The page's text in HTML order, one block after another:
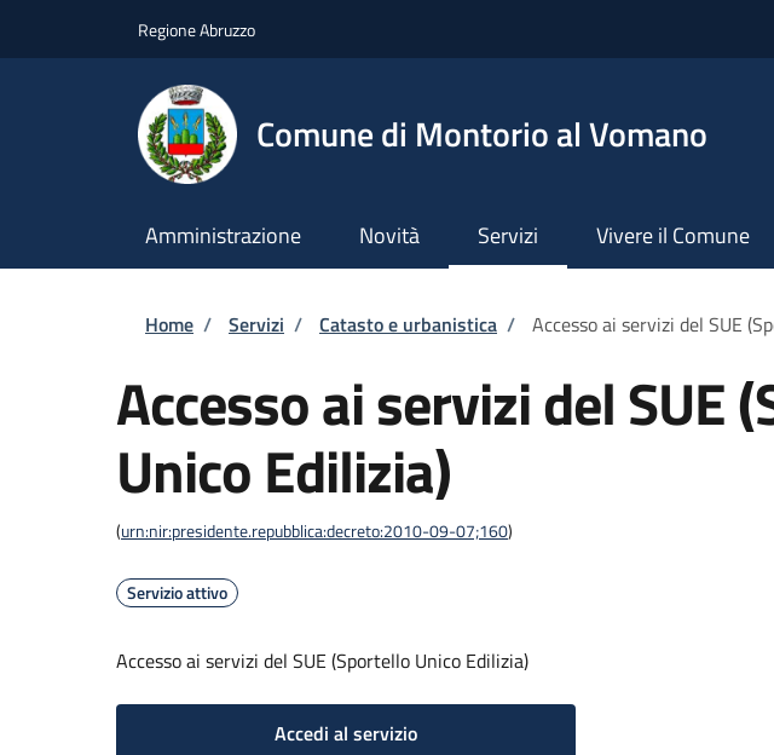
Regione Abruzzo
Comune di Montorio al Vomano
Amministrazione Novità Servizi Vivere il Comune
Briciole di pane
Home / Servizi / Catasto e urbanistica / Accesso ai servizi del SUE
Accesso ai servizi del SUE
Unico Edilizia)
(urn:nir:presidente.repubblica:decreto:2010-09-07;160)
Servizio attivo
Accesso ai servizi del SUE (Sportello Unico Edilizia)
Accedi al servizio